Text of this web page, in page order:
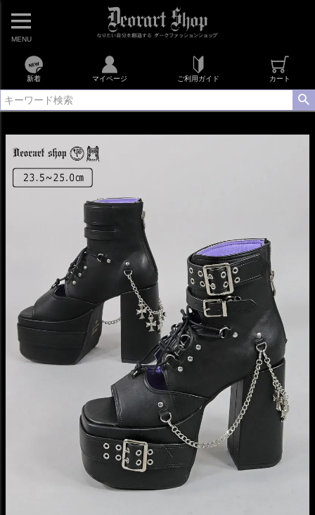
MENU
新着 マイページ ご利用ガイド カート